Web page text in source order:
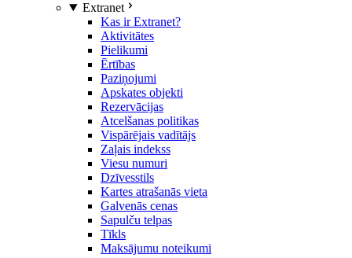
Extranet
Kas ir Extranet?
Aktivitātes
Pielikumi
Ērtības
Paziņojumi
Apskates objekti
Rezervācijas
Atcelšanas politikas
Vispārējais vadītājs
Zaļais indekss
Viesu numuri
Dzīvesstils
Kartes atrašanās vieta
Galvenās cenas
Sapulču telpas
Tīkls
Maksājumu noteikumi